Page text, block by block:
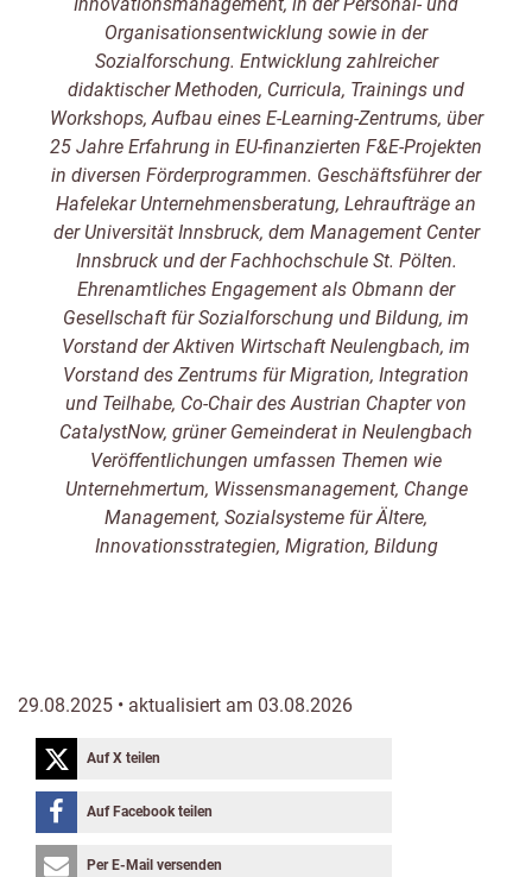
Organisationsentwicklung sowie in der
Sozialforschung. Entwicklung zahlreicher
didaktischer Methoden, Curricula, Trainings und
Workshops, Aufbau eines E-Learning-Zentrums, über
25 Jahre Erfahrung in EU-finanzierten F&E-Projekten
in diversen Förderprogrammen. Geschäftsführer der
Hafelekar Unternehmensberatung, Lehraufträge an
der Universität Innsbruck, dem Management Center
Innsbruck und der Fachhochschule St. Pölten.
Ehrenamtliches Engagement als Obmann der
Gesellschaft für Sozialforschung und Bildung, im
Vorstand der Aktiven Wirtschaft Neulengbach, im
Vorstand des Zentrums für Migration, Integration
und Teilhabe, Co-Chair des Austrian Chapter von
CatalystNow, grüner Gemeinderat in Neulengbach
Veröffentlichungen umfassen Themen wie
Unternehmertum, Wissensmanagement, Change
Management, Sozialsysteme für Ältere,
Innovationsstrategien, Migration, Bildung
29.08.2025 • aktualisiert am 03.08.2026
Auf X teilen
Auf Facebook teilen
Per E-Mail versenden